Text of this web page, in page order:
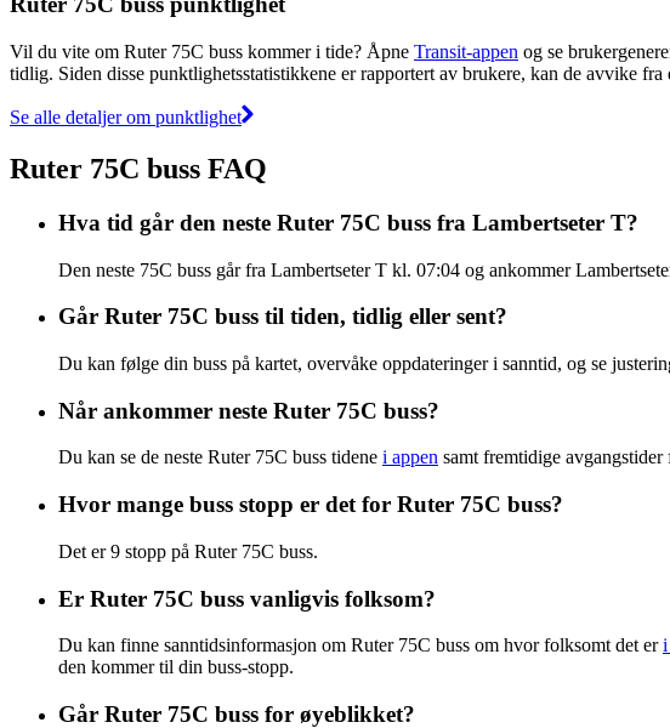
Vil du vite om Ruter 75C buss kommer i tide? Åpne Transit-appen og se
tidlig. Siden disse punktlighetsstatistikkene er rapportert av brukere, kan de avvike fra
Se alle detaljer om punktlighet
Ruter 75C buss FAQ
Hva tid går den neste Ruter 75C buss fra Lambertseter T?
Den neste 75C buss går fra Lambertseter T kl. 07:04 og ankommer
Går Ruter 75C buss til tiden, tidlig eller sent?
Du kan følge din buss på kartet, overvåke oppdateringer i sanntid, og se
Når ankommer neste Ruter 75C buss?
Du kan se de neste Ruter 75C buss tidene i appen samt fremtidige avgangstider
Hvor mange buss stopp er det for Ruter 75C buss?
Det er 9 stopp på Ruter 75C buss.
Er Ruter 75C buss vanligvis folksom?
Du kan finne sanntidsinformasjon om Ruter 75C buss om hvor folksomt det eri
den kommer til din buss-stopp.
Går Ruter 75C buss for øyeblikket?